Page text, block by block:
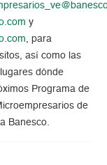
y
, para
así como las
dónde
Programa de
de
Banesco.